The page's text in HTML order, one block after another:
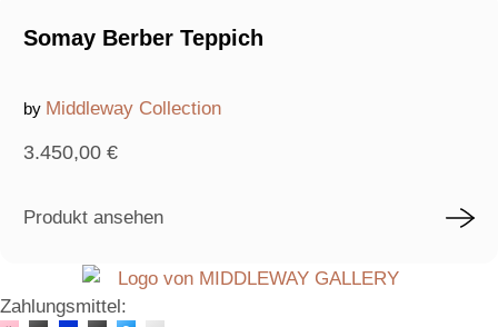
Somay Berber Teppich
by Middleway Collection
3.450,00 €
Produkt ansehen
Zahlungsmittel: